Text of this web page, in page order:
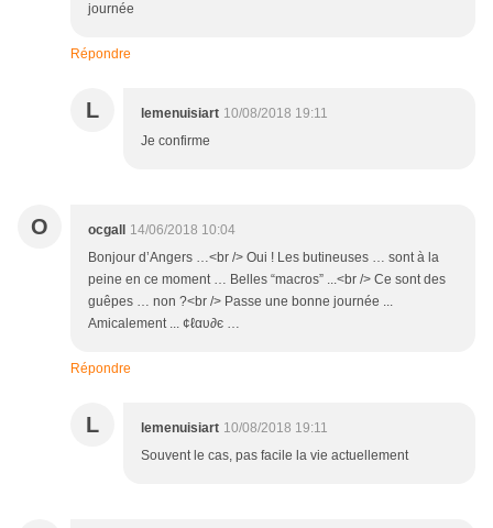
journée
Répondre
L lemenuisiart 10/08/2018 19:11
Je confirme
O ocgall
14/06/2018 10:04
Bonjour d’Angers …<br /> Oui ! Les butineuses … sont à la
peine en ce moment … Belles “macros” ...<br /> Ce sont des
guêpes … non ?<br /> Passe une bonne journée ...
Amicalement ... ¢ℓαυ∂є …
Répondre
L lemenuisiart 10/08/2018 19:11
Souvent le cas, pas facile la vie actuellement